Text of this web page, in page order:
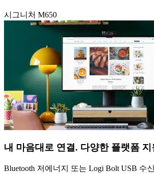
시그니처 M650
내 마음대로 연결. 다양한 플랫폼 지
Bluetooth 저에너지 또는 Logi Bolt USB 수